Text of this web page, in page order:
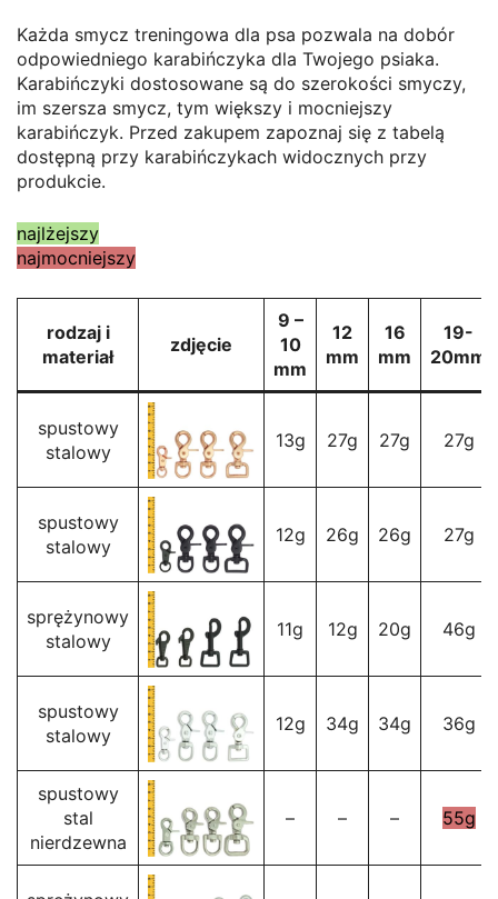
Każda smycz treningowa dla psa pozwala na dobór
odpowiedniego karabińczyka dla Twojego psiaka.
Karabińczyki dostosowane są do szerokości smyczy,
im szersza smycz, tym większy i mocniejszy
karabińczyk. Przed zakupem zapoznaj się z tabelą
dostępną przy karabińczykach widocznych przy
produkcie.
najlżejszy
najmocniejszy
rodzaj i
materiał
zdjęcie
9 –
10
mm
12
mm
16
mm
19-
20mm
spustowy
stalowy
13g 27g 27g 27g
spustowy
stalowy
12g 26g 26g 27g
sprężynowy
stalowy
11g 12g 20g 46g
spustowy
stalowy
12g 34g 34g 36g
spustowy
stal
nierdzewna
– – – 55g